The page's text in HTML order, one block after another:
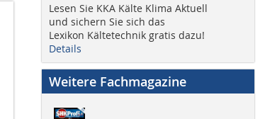
Lesen Sie KKA Kälte Klima Aktuell
und sichern Sie sich das
Lexikon Kältetechnik gratis dazu!
Details
Weitere Fachmagazine